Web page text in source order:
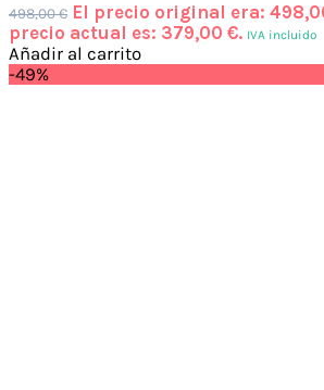
498,00€ El precio original era:
precio actual es: 379,00 €. IVA incluido
Añadir al carrito
-49%